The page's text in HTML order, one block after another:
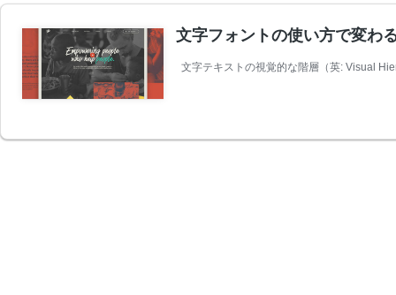
文字フォントの使い方で変わ
文字テキストの視覚的な階層（英: Visual